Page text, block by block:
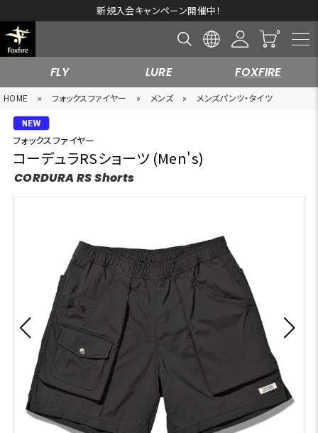
新規入会キャンペーン開催中！
FLY LURE FOXFIRE
HOME » フォックスファイヤー » メンズ » メンズパンツ・タイツ
フォックスファイヤー
コーデュラRSショーツ (Men's)
CORDURA RS Shorts